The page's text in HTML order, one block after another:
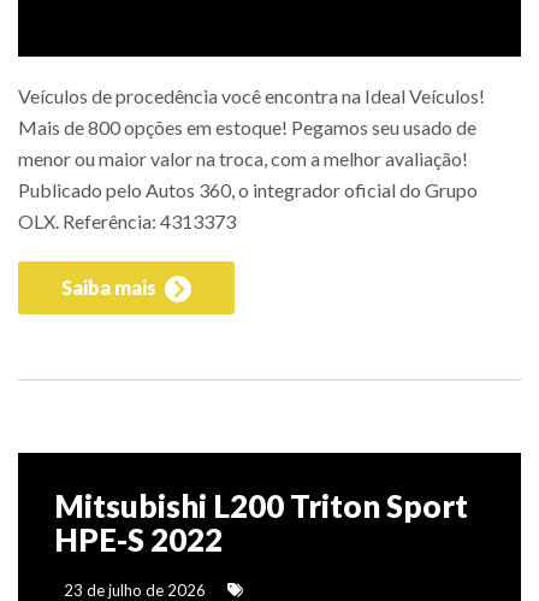
Veículos de procedência você encontra na Ideal Veículos!
Mais de 800 opções em estoque! Pegamos seu usado de
menor ou maior valor na troca, com a melhor avaliação!
Publicado pelo Autos 360, o integrador oficial do Grupo
OLX. Referência: 4313373
Saiba mais
Mitsubishi L200 Triton Sport
HPE-S 2022
23 de julho de 2026